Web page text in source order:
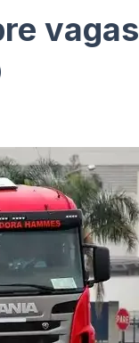
vagas